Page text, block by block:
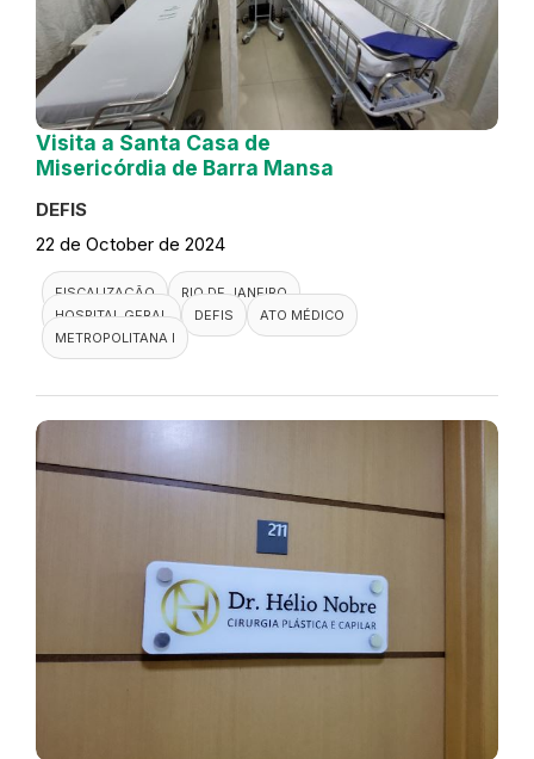
Visita a Santa Casa de
Misericórdia de Barra Mansa
DEFIS
22 de October de 2024
FISCALIZAÇÃO
RIO DE JANEIRO
HOSPITAL GERAL
DEFIS
ATO MÉDICO
METROPOLITANA I